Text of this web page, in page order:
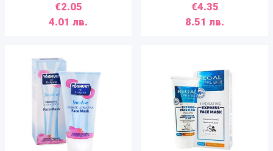
€2.05
4.01 лв.
€4.35
8.51 лв.